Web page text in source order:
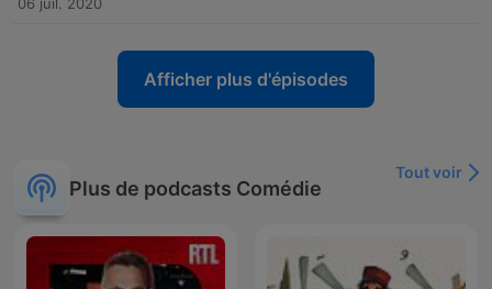
Afficher plus d'épisodes
Plus de podcasts Comédie
Tout voir